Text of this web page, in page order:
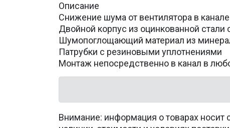
Описание
Снижение шума от вентилятора в канале
Двойной корпус из оцинкованной стали
Шумопоглощающий материал из
Патрубки с резиновыми уплотнениями
Монтаж непосредственно в канал в
Внимание: информация о товарах носит